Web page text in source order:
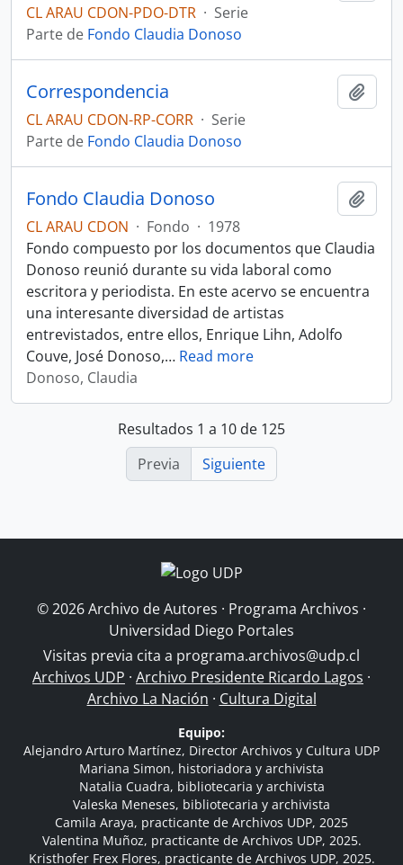
CL ARAU CDON-PDO-DTR · Serie
Parte de Fondo Claudia Donoso
Correspondencia
CL ARAU CDON-RP-CORR · Serie
Parte de Fondo Claudia Donoso
Fondo Claudia Donoso
CL ARAU CDON · Fondo · 1978
Fondo compuesto por los documentos que Claudia
Donoso reunió durante su vida laboral como
escritora y periodista. En este acervo se encuentra
una interesante diversidad de artistas
entrevistados, entre ellos, Enrique Lihn, Adolfo
Couve, José Donoso,… Read more
Donoso, Claudia
Resultados 1 a 10 de 125
Previa
Siguiente
© 2026 Archivo de Autores · Programa Archivos ·
Universidad Diego Portales
Visitas previa cita a programa.archivos@udp.cl
Archivos UDP · Archivo Presidente Ricardo Lagos ·
Archivo La Nación · Cultura Digital
Equipo:
Alejandro Arturo Martínez, Director Archivos y Cultura UDP
Mariana Simon, historiadora y archivista
Natalia Cuadra, bibliotecaria y archivista
Valeska Meneses, bibliotecaria y archivista
Camila Araya, practicante de Archivos UDP, 2025
Valentina Muñoz, practicante de Archivos UDP, 2025.
Kristhofer Frex Flores, practicante de Archivos UDP, 2025.